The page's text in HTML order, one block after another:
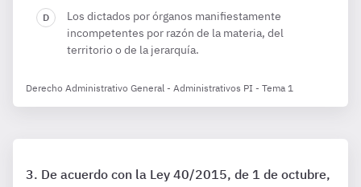
Los dictados por órganos manifiestamente
incompetentes por razón de la materia, del
territorio o de la jerarquía.
Derecho Administrativo General - Administrativos PI - Tema 1
De acuerdo con la Ley 40/2015, de 1 de octubre,